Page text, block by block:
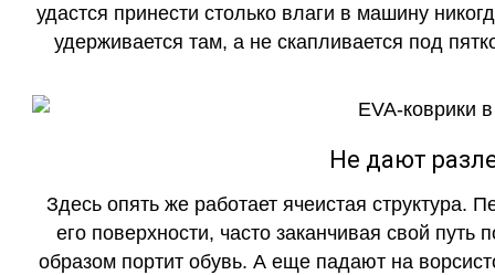
удастся принести столько влаги в машину
удерживается там, а не скапливается под
Не дают
Здесь опять же работает ячеистая структура.
его поверхности, часто заканчивая свой
образом портит обувь. А еще падают на